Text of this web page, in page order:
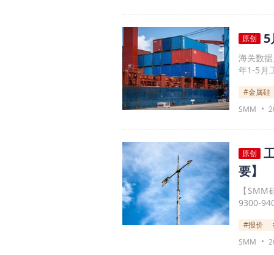
原创 5
海关数
年1-5月
1.5万
#金属硅
SMM
原创
要】
【
9300-
片价格
开始有
#报价
SMM